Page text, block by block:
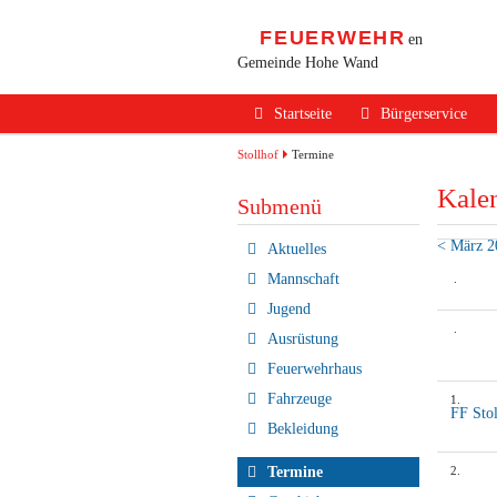
FEUERWEHR en
Gemeinde Hohe Wand
überspringen
Startseite Bürgerservice
Verhalten im
Verkehrsunfälle
Stollhof Termine
< März
1
FF
2
Submenü
Navigation
Aktuelles
Mannschaft
Jugend
Ausrüstung
Feuerwehrhaus
Fahrzeuge
Bekleidung
Termine